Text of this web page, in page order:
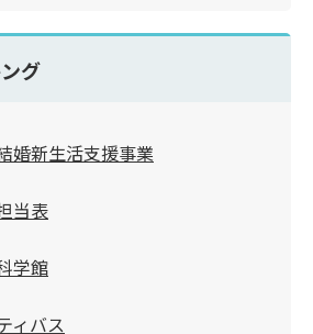
グ
婚新生活支援事業
当表
学館
ィバス